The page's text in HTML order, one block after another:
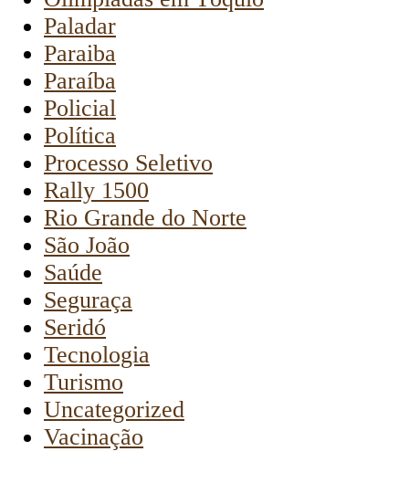
Paladar
Paraiba
Paraíba
Policial
Política
Processo Seletivo
Rally 1500
Rio Grande do Norte
São João
Saúde
Seguraça
Seridó
Tecnologia
Turismo
Uncategorized
Vacinação